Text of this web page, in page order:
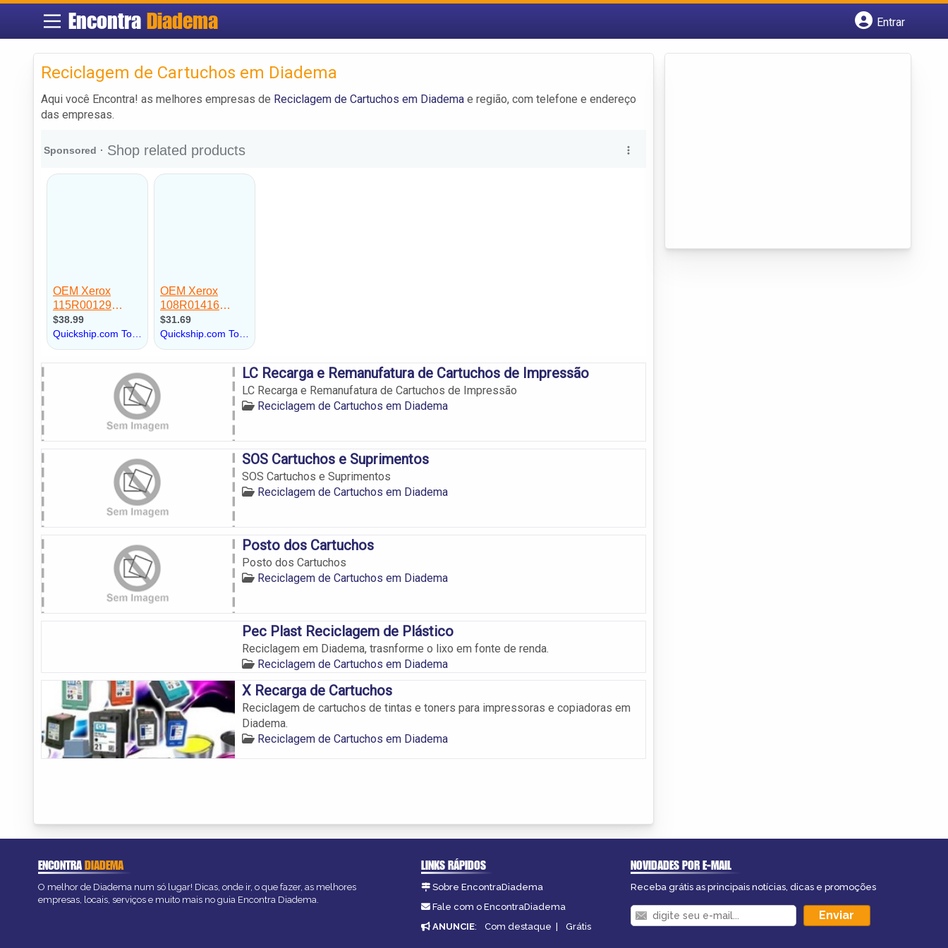
EncontraDiadema
Entrar
Reciclagem de Cartuchos em Diadema
Aqui você Encontra! as melhores empresas de Reciclagem de Cartuchos em Diadema e região, com telefone e endereço
das empresas.
LC Recarga e Remanufatura de Cartuchos de Impressão
LC Recarga e Remanufatura de Cartuchos de Impressão
Reciclagem de Cartuchos em Diadema
SOS Cartuchos e Suprimentos
SOS Cartuchos e Suprimentos
Reciclagem de Cartuchos em Diadema
Posto dos Cartuchos
Posto dos Cartuchos
Reciclagem de Cartuchos em Diadema
Pec Plast Reciclagem de Plástico
Reciclagem em Diadema, trasnforme o lixo em fonte de renda.
Reciclagem de Cartuchos em Diadema
X Recarga de Cartuchos
Reciclagem de cartuchos de tintas e toners para impressoras e copiadoras em
Diadema.
Reciclagem de Cartuchos em Diadema
ENCONTRADIADEMA
O melhor de Diadema num só lugar! Dicas, onde ir, o que fazer, as melhores
empresas, locais, serviços e muito mais no guia Encontra Diadema.
LINKS RÁPIDOS
Sobre EncontraDiadema
Fale com o EncontraDiadema
ANUNCIE: Com destaque | Grátis
NOVIDADES POR E-MAIL
Receba grátis as principais notícias, dicas e promoções